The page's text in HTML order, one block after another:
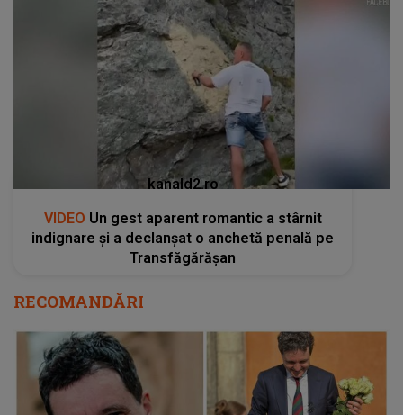
kanald2.ro
VIDEO Un gest aparent romantic a stârnit
indignare și a declanșat o anchetă penală pe
Transfăgărășan
RECOMANDĂRI